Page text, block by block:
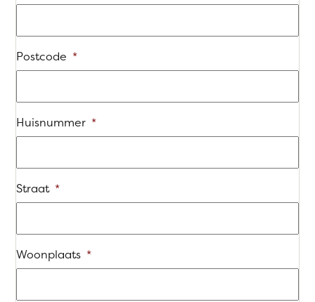
Postcode *
Huisnummer *
Straat *
Woonplaats *